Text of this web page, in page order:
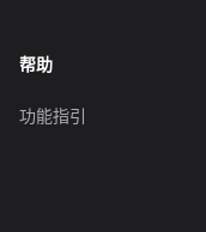
帮助
功能指引